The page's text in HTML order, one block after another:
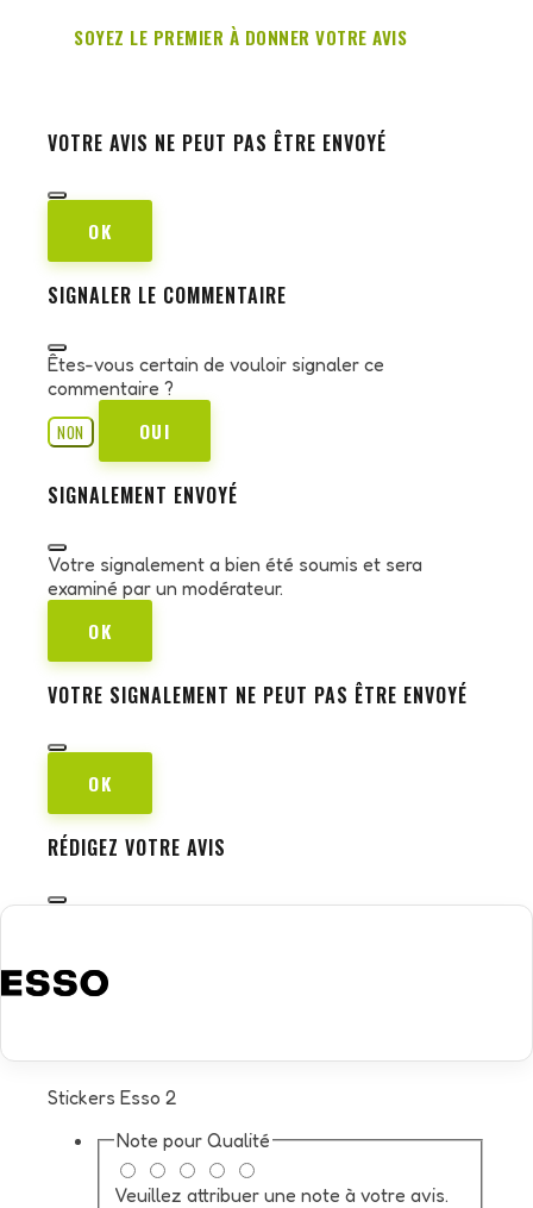
SOYEZ LE PREMIER À DONNER VOTRE AVIS
VOTRE AVIS NE PEUT PAS ÊTRE ENVOYÉ
OK
SIGNALER LE COMMENTAIRE
Êtes-vous certain de vouloir signaler ce
commentaire ?
NON
OUI
SIGNALEMENT ENVOYÉ
Votre signalement a bien été soumis et sera
examiné par un modérateur.
OK
VOTRE SIGNALEMENT NE PEUT PAS ÊTRE ENVOYÉ
OK
RÉDIGEZ VOTRE AVIS
Stickers Esso 2
Note pour Qualité
Veuillez attribuer une note à votre avis.